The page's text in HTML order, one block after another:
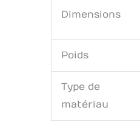
Dimensions
Poids
Type de
matériau